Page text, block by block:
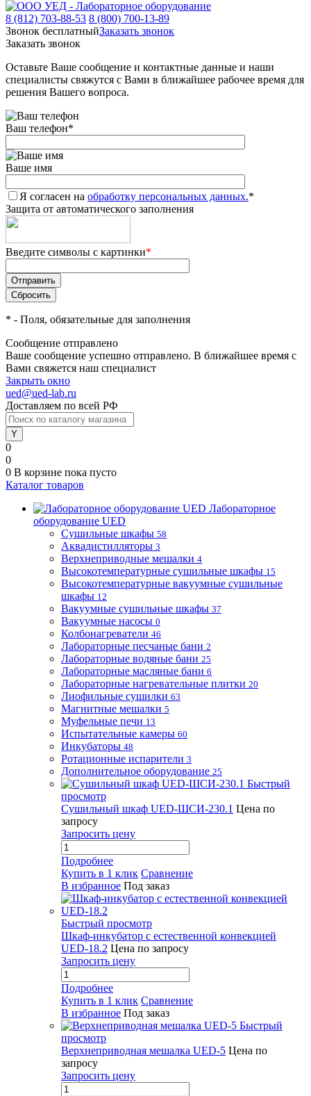
8 (812) 703-88-53 8 (800) 700-13-89
Звонок бесплатныйЗаказать звонок
Заказать звонок
Оставьте Ваше сообщение и контактные данные и наши
специалисты свяжутся с Вами в ближайшее рабочее время для
решения Вашего вопроса.
Ваш телефон*
Ваше имя
Я согласен на обработку персональных данных.*
Защита от автоматического заполнения
Введите символы с картинки*
* - Поля, обязательные для заполнения
Сообщение отправлено
Ваше сообщение успешно отправлено. В ближайшее время с
Вами свяжется наш специалист
Закрыть окно
ued@ued-lab.ru
Доставляем по всей РФ
0
0
0 В корзине пока пусто
Каталог товаров
Лабораторное
оборудование UED
Сушильные шкафы 58
Аквадистилляторы 3
Верхнеприводные мешалки 4
Высокотемпературные сушильные шкафы 15
Высокотемпературные вакуумные сушильные
шкафы 12
Вакуумные сушильные шкафы 37
Вакуумные насосы 0
Колбонагреватели 46
Лабораторные песчаные бани 2
Лабораторные водяные бани 25
Лабораторные масляные бани 6
Лабораторные нагревательные плитки 20
Лиофильные сушилки 63
Магнитные мешалки 5
Муфельные печи 13
Испытательные камеры 60
Инкубаторы 48
Ротационные испарители 3
Дополнительное оборудование 25
Быстрый
просмотр
Сушильный шкаф UED-ШСИ-230.1 Цена по
запросу
Запросить цену
Подробнее
Купить в 1 клик Сравнение
В избранное Под заказ
Быстрый просмотр
Шкаф-инкубатор с естественной конвекцией
UED-18.2 Цена по запросу
Запросить цену
Подробнее
Купить в 1 клик Сравнение
В избранное Под заказ
Быстрый
просмотр
Верхнеприводная мешалка UED-5 Цена по
запросу
Запросить цену